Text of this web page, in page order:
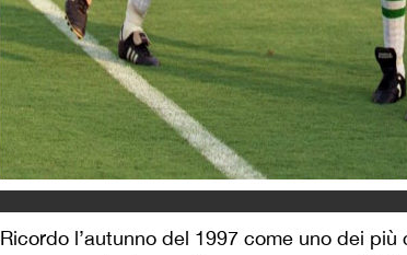
Ricordo l’autunno del 1997 come uno dei